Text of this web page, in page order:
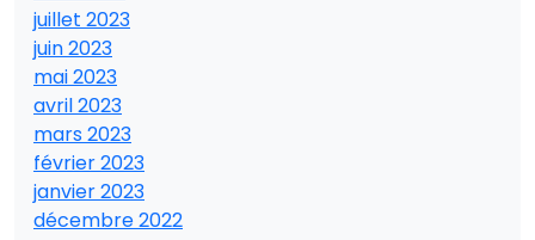
juillet 2023
juin 2023
mai 2023
avril 2023
mars 2023
février 2023
janvier 2023
décembre 2022